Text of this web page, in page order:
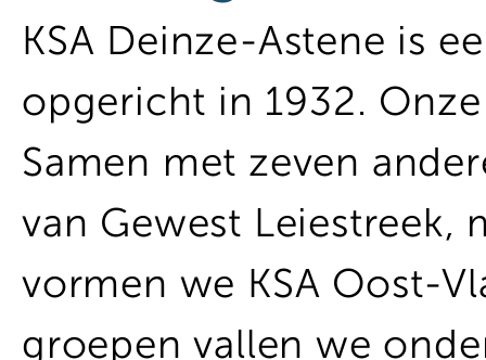
KSA Deinze-Astene is
opgericht in 1932.
Samen met zeven
van Gewest Leiestreek,
vormen we KSA Oost-
groepen vallen we